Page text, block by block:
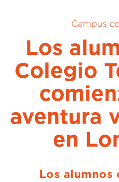
Campus
Los
Colegio
aventura
en
Los alumnos